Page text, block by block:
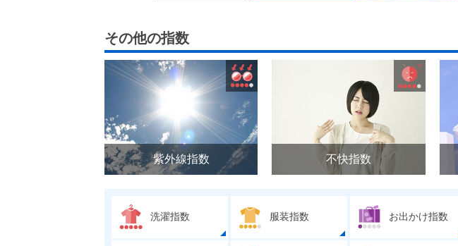
その他の指数
紫外線指数 不快指数
洗濯指数 服装指数 お出かけ指数